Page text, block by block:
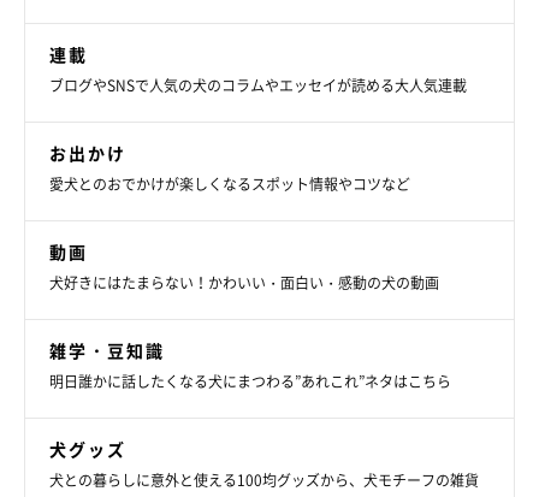
連載
ブログやSNSで人気の犬のコラムやエッセイが読める大人気連載
お出かけ
愛犬とのおでかけが楽しくなるスポット情報やコツなど
動画
犬好きにはたまらない！かわいい・面白い・感動の犬の動画
雑学・豆知識
明日誰かに話したくなる犬にまつわる”あれこれ”ネタはこちら
犬グッズ
犬との暮らしに意外と使える100均グッズから、犬モチーフの雑貨